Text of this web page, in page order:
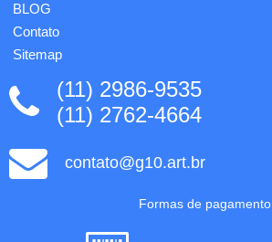
BLOG
Contato
Sitemap
(11) 2986-9535
(11) 2762-4664
contato@g10.art.br
Formas de pagamento